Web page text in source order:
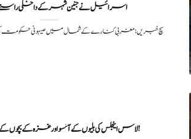
اسرائیل نے جنین شہر کے داخلی راستے کیے بند
سچ خبریں: مغربی کنارے کے شمال میں صیہونی حکومت کی
لاس اینجلس کی بلیوں کے آنسو اور غزہ کے بچوں کے درد پر خاموشی!